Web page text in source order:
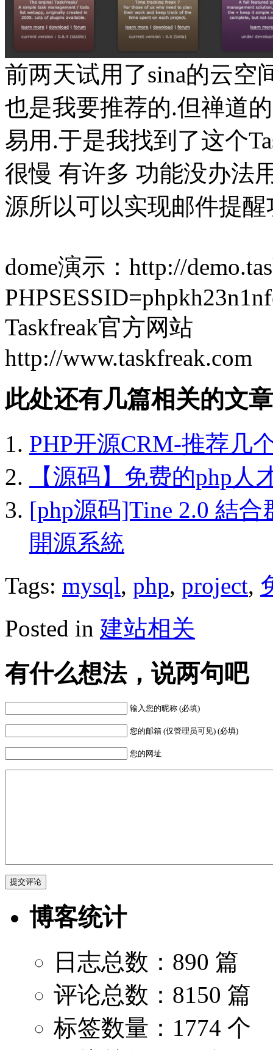
前两天试用了sina的云空
也是我要推荐的.但禅道
易用.于是我找到了这个
很慢 有许多 功能没办法
源所以可以实现邮件提
dome演示：http://
Taskfreak官方网站
http://www.taskfreak.com
此处还有几篇相关的文
PHP开源CRM-推荐几
【源码】免费的php人
[php源码]Tine 2.0 結
開源系統
Tags: mysql, php, project,
Posted in 建站相关
有什么想法，说两句吧
输入您的昵称 (必填)
您的邮箱 (仅管理员可见) (必填)
您的网址
博客统计
日志总数：890 篇
评论总数：8150 篇
标签数量：1774 个